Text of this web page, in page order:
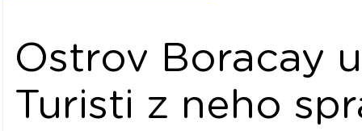
Ostrov Boracay
Turisti z neho